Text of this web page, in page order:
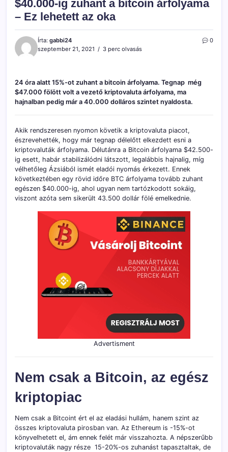
$40.000-ig zuhant a bitcoin árfolyama
– Ez lehetett az oka
Írta: gabbi24
szeptember 21, 2021
3 perc olvasás
0
24 óra alatt 15%-ot zuhant a bitcoin árfolyama. Tegnap még
$47.000 fölött volt a vezető kriptovaluta árfolyama, ma
hajnalban pedig már a 40.000 dolláros szintet nyaldosta.
Akik rendszeresen nyomon követik a kriptovaluta piacot,
észrevehették, hogy már tegnap délelőtt elkezdett esni a
kriptovaluták árfolyama. Délutánra a Bitcoin árfolyama $42.500-
ig esett, habár stabilizálódni látszott, legalábbis hajnalig, míg
vélhetőleg Ázsiából ismét eladói nyomás érkezett. Ennek
következtében egy rövid időre BTC árfolyama tovább zuhant
egészen $40.000-ig, ahol ugyan nem tartózkodott sokáig,
viszont azóta sem sikerült 43.500 dollár fölé emelkednie.
Advertisment
Nem csak a Bitcoin, az egész
kriptopiac
Nem csak a Bitcoint ért el az eladási hullám, hanem szint az
összes kriptovaluta pirosban van. Az Ethereum is -15%-ot
könyvelhetett el, ám ennek felét már visszahozta. A népszerűbb
kriptovaluták nagy része 15-20%-os zuhanást tapasztaltak, de